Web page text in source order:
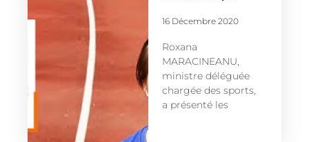
16 Décembre 2020
Roxana
MARACINEANU,
ministre déléguée
chargée des sports,
a présenté les